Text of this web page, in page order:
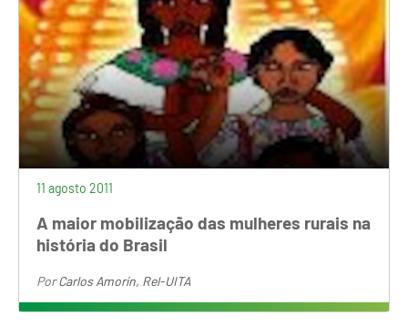
11 agosto 2011
A maior mobilização das mulheres rurais na
história do Brasil
PorCarlos Amorín, Rel-UITA